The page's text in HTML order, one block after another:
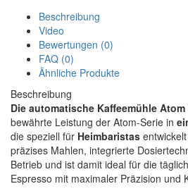
Beschreibung
Video
Bewertungen (0)
FAQ (0)
Ähnliche Produkte
Beschreibung
Die automatische Kaffeemühle Atom
bewährte Leistung der Atom-Serie in
die speziell für Heimbaristas
präzises Mahlen, integrierte
Betrieb und ist damit ideal für die
Espresso mit maximaler Präzision und